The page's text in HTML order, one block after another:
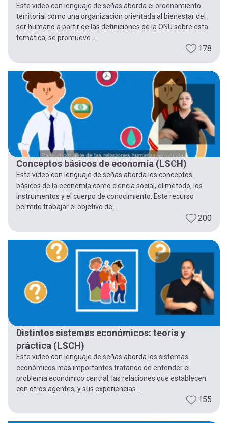
Este video con lenguaje de señas aborda el ordenamiento
territorial como una organización orientada al bienestar del
ser humano a partir de las definiciones de la ONU sobre esta
temática; se promueve...
178
Conceptos básicos de economía (LSCH)
Este video con lenguaje de señas aborda los conceptos
básicos de la economía como ciencia social, el método, los
instrumentos y el cuerpo de conocimiento. Este recurso
permite trabajar el objetivo de...
200
Distintos sistemas económicos: teoría y
práctica (LSCH)
Este video con lenguaje de señas aborda los sistemas
económicos más importantes tratando de entender el
problema económico central, las relaciones que establecen
con otros agentes, y sus experiencias...
155